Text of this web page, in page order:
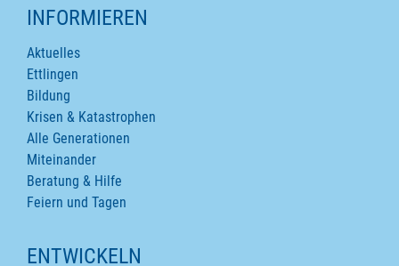
INFORMIEREN
Aktuelles
Ettlingen
Bildung
Krisen & Katastrophen
Alle Generationen
Miteinander
Beratung & Hilfe
Feiern und Tagen
ENTWICKELN